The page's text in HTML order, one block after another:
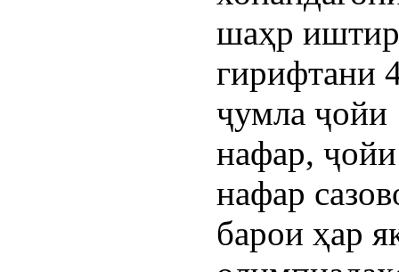
шаҳр
гирифтани
ҷумла ҷойи
нафар,
нафар
барои ҳар